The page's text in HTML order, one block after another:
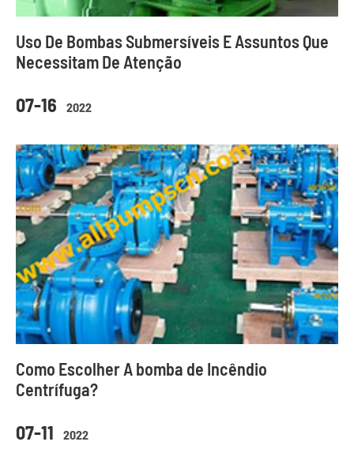
07-16 2022
Uso De Bombas Submersíveis E Assuntos Que
Necessitam De Atenção
07-11 2022
Como Escolher A bomba de Incêndio
Centrífuga?